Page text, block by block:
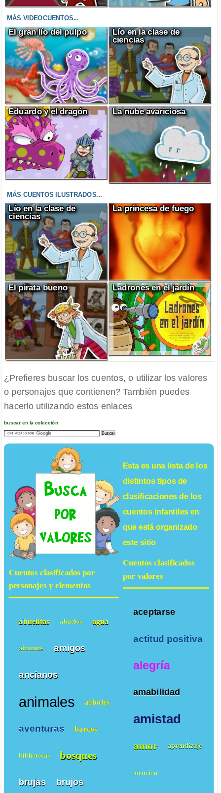
MÁS VIDEOCUENTOS...
El gran lío del pulpo
Lío en la clase de
ciencias
Eduardo y el dragón La nube avariciosa
MÁS CUENTOS ILUSTRADOS...
Lío en la clase de
ciencias
La princesa de fuego
El pirata bueno Ladrones en el jardín
¿Prefieres buscar los cuentos, o utilizar los valores
o personajes que contienen? También puedes
hacerlo utilizando estos enlaces
buscar en la colección
Esta es una lista de los
distintos tipos de
clasificaciones de los
cuentos infantilesen
que está organizado
este sitio
Cuentos clasificados
por valores
aceptarse
actitud positiva
alegría
amabilidad
amistad
amor aprendizaje
atencion
Cuentos clasificados por
personajes y elementos
abuelitas abuelos agua
alumnos amigos
ancianos
animales arboles
aventuras barcos
bibliotecas bosques
brujas brujos